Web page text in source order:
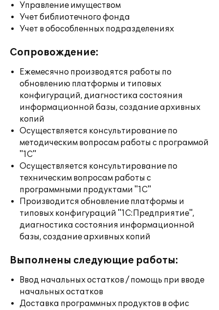
Управление имуществом
Учет библиотечного фонда
Учет в обособленных подразделениях
Сопровождение:
Ежемесячно производятся работы по
обновлению платформы и типовых
конфигураций, диагностика состояния
информационной базы, создание архивных
копий
Осуществляется консультирование по
методическим вопросам работы с программой
"1С"
Осуществляется консультирование по
техническим вопросам работы с
программными продуктами "1С"
Производится обновление платформы и
типовых конфигураций "1С:Предприятие",
диагностика состояния информационной
базы, создание архивных копий
Выполнены следующие работы:
Ввод начальных остатков / помощь при вводе
начальных остатков
Доставка программных продуктов в офис